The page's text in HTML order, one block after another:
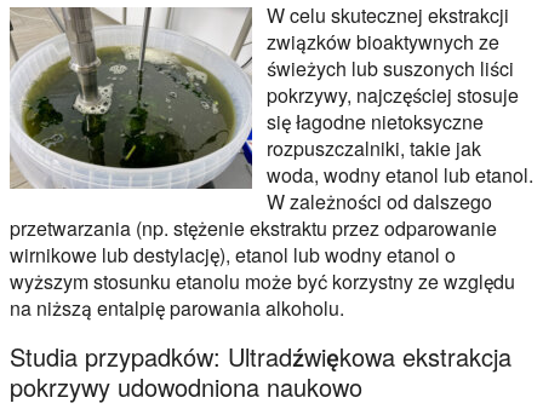
W celu skutecznej ekstrakcji
związków bioaktywnych ze
świeżych lub suszonych liści
pokrzywy, najczęściej stosuje
się łagodne nietoksyczne
rozpuszczalniki, takie jak
woda, wodny etanol lub etanol.
W zależności od dalszego
przetwarzania (np. stężenie ekstraktu przez odparowanie
wirnikowe lub destylację), etanol lub wodny etanol o
wyższym stosunku etanolu może być korzystny ze względu
na niższą entalpię parowania alkoholu.
Studia przypadków: Ultradźwiękowa ekstrakcja
pokrzywy udowodniona naukowo